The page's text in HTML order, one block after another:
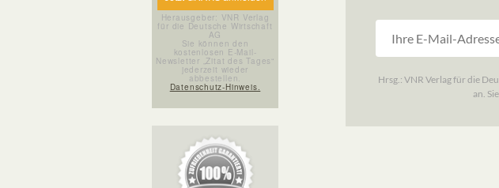
Herausgeber: VNR Verlag
für die Deutsche Wirtschaft
AG
Sie können den
kostenlosen E-Mail-
Newsletter „Zitat des Tages“
jederzeit wieder
abbestellen.
Datenschutz-Hinweis.